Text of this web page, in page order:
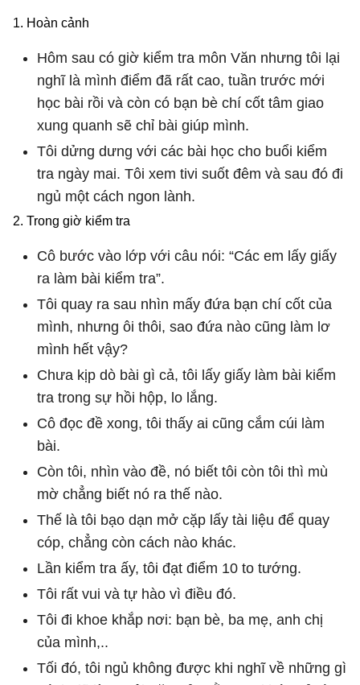
1. Hoàn cảnh
Hôm sau có giờ kiểm tra môn Văn nhưng tôi lại
nghĩ là mình điểm đã rất cao, tuần trước mới
học bài rồi và còn có bạn bè chí cốt tâm giao
xung quanh sẽ chỉ bài giúp mình.
Tôi dửng dưng với các bài học cho buổi kiểm
tra ngày mai. Tôi xem tivi suốt đêm và sau đó đi
ngủ một cách ngon lành.
2. Trong giờ kiểm tra
Cô bước vào lớp với câu nói: “Các em lấy giấy
ra làm bài kiểm tra”.
Tôi quay ra sau nhìn mấy đứa bạn chí cốt của
mình, nhưng ôi thôi, sao đứa nào cũng làm lơ
mình hết vậy?
Chưa kịp dò bài gì cả, tôi lấy giấy làm bài kiểm
tra trong sự hồi hộp, lo lắng.
Cô đọc đề xong, tôi thấy ai cũng cắm cúi làm
bài.
Còn tôi, nhìn vào đề, nó biết tôi còn tôi thì mù
mờ chẳng biết nó ra thế nào.
Thế là tôi bạo dạn mở cặp lấy tài liệu để quay
cóp, chẳng còn cách nào khác.
Lần kiểm tra ấy, tôi đạt điểm 10 to tướng.
Tôi rất vui và tự hào vì điều đó.
Tôi đi khoe khắp nơi: bạn bè, ba mẹ, anh chị
của mình,..
Tối đó, tôi ngủ không được khi nghĩ về những gì